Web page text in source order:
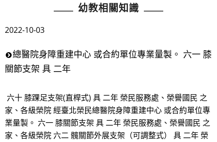
幼教相關知識
2022-10-03
總醫院身障重建中心 或合約單位專業量製。 六一 膝
關節支架 具 二年
六十 膝踝足支架(直桿式) 具 二年 榮民服務處、榮譽國民 之
家、各級榮院 經臺北榮民總醫院身障重建中心 或合約單位專
業量製。 六一 膝關節支架 具 二年 榮民服務處、榮譽國民 之
家、各級榮院 六二 髖關節外展支架（可調整式） 具 二年 榮